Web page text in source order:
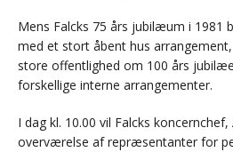
Mens Falcks 75 års jubilæum i 1981
med et stort åbent hus
store offentlighed om 100 års
forskellige interne arrangementer.
I dag kl. 10.00 vil Falcks
overværelse af repræsentanter for